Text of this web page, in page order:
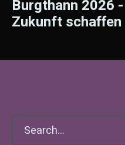
Burgthann 2026
Zukunft schaffen